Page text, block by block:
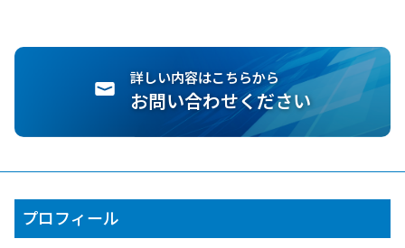
詳しい内容はこちらから
お問い合わせください
プロフィール